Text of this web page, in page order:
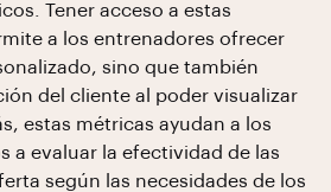
Tener acceso a estas
a los entrenadores ofrecer
sino que también
del cliente al poder visualizar
estas métricas ayudan a los
a evaluar la efectividad de las
según las necesidades de los